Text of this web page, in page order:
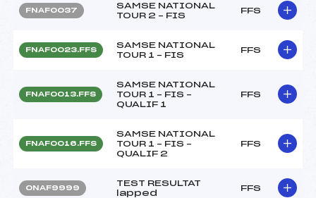
FNAF0037
SAMSE NATIONAL
TOUR 2 – FIS
FFS
FNAF0023.FFS
SAMSE NATIONAL
TOUR 1 – FIS
FFS
FNAF0013.FFS
SAMSE NATIONAL
TOUR 1 – FIS –
QUALIF 1
FFS
FNAF0016.FFS
SAMSE NATIONAL
TOUR 1 – FIS –
QUALIF 2
FFS
ONAF9999
TEST RESULTAT
lapped
FFS